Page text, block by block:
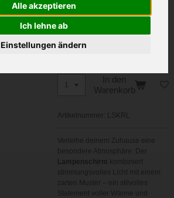
Alle akzeptieren
Ich lehne ab
Einstellungen ändern
Lampen Farbe
In den
Warenkorb
Artikelnummer: LSKRL
Verleihe deinem Zuhause eine
besondere Atmosphäre: Der
Lampenschirm
kombiniert
stimmungsvolles Licht mit einem
zarten Muster – ein stilvolles
Statement voller Wärme und